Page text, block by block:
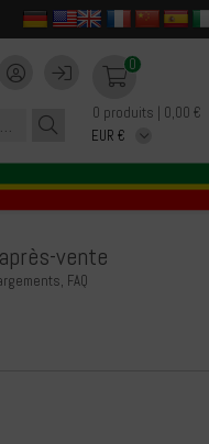
0
0 produits | 0,00 €
vente
FAQ